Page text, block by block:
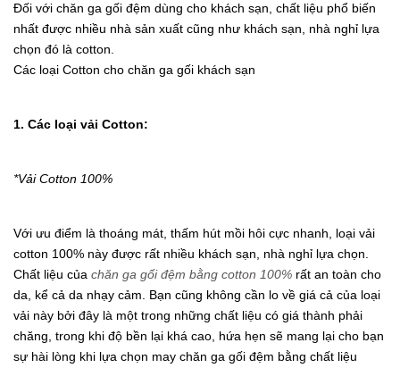
Đối với chăn ga gối đệm dùng cho khách sạn, chất liệu phổ biến
nhất được nhiều nhà sản xuất cũng như khách sạn, nhà nghỉ lựa
chọn đó là cotton.
Các loại Cotton cho chăn ga gối khách sạn
1. Các loại vải Cotton:
*Vải Cotton 100%
Với ưu điểm là thoáng mát, thấm hút mồi hôi cực nhanh, loại vải
cotton 100% này được rất nhiều khách sạn, nhà nghỉ lựa chọn.
Chất liệu của chăn ga gối đệm bằng cotton 100% rất an toàn cho
da, kể cả da nhạy cảm. Bạn cũng không cần lo về giá cả của loại
vải này bởi đây là một trong những chất liệu có giá thành phải
chăng, trong khi độ bền lại khá cao, hứa hẹn sẽ mang lại cho bạn
sự hài lòng khi lựa chọn may chăn ga gối đệm bằng chất liệu